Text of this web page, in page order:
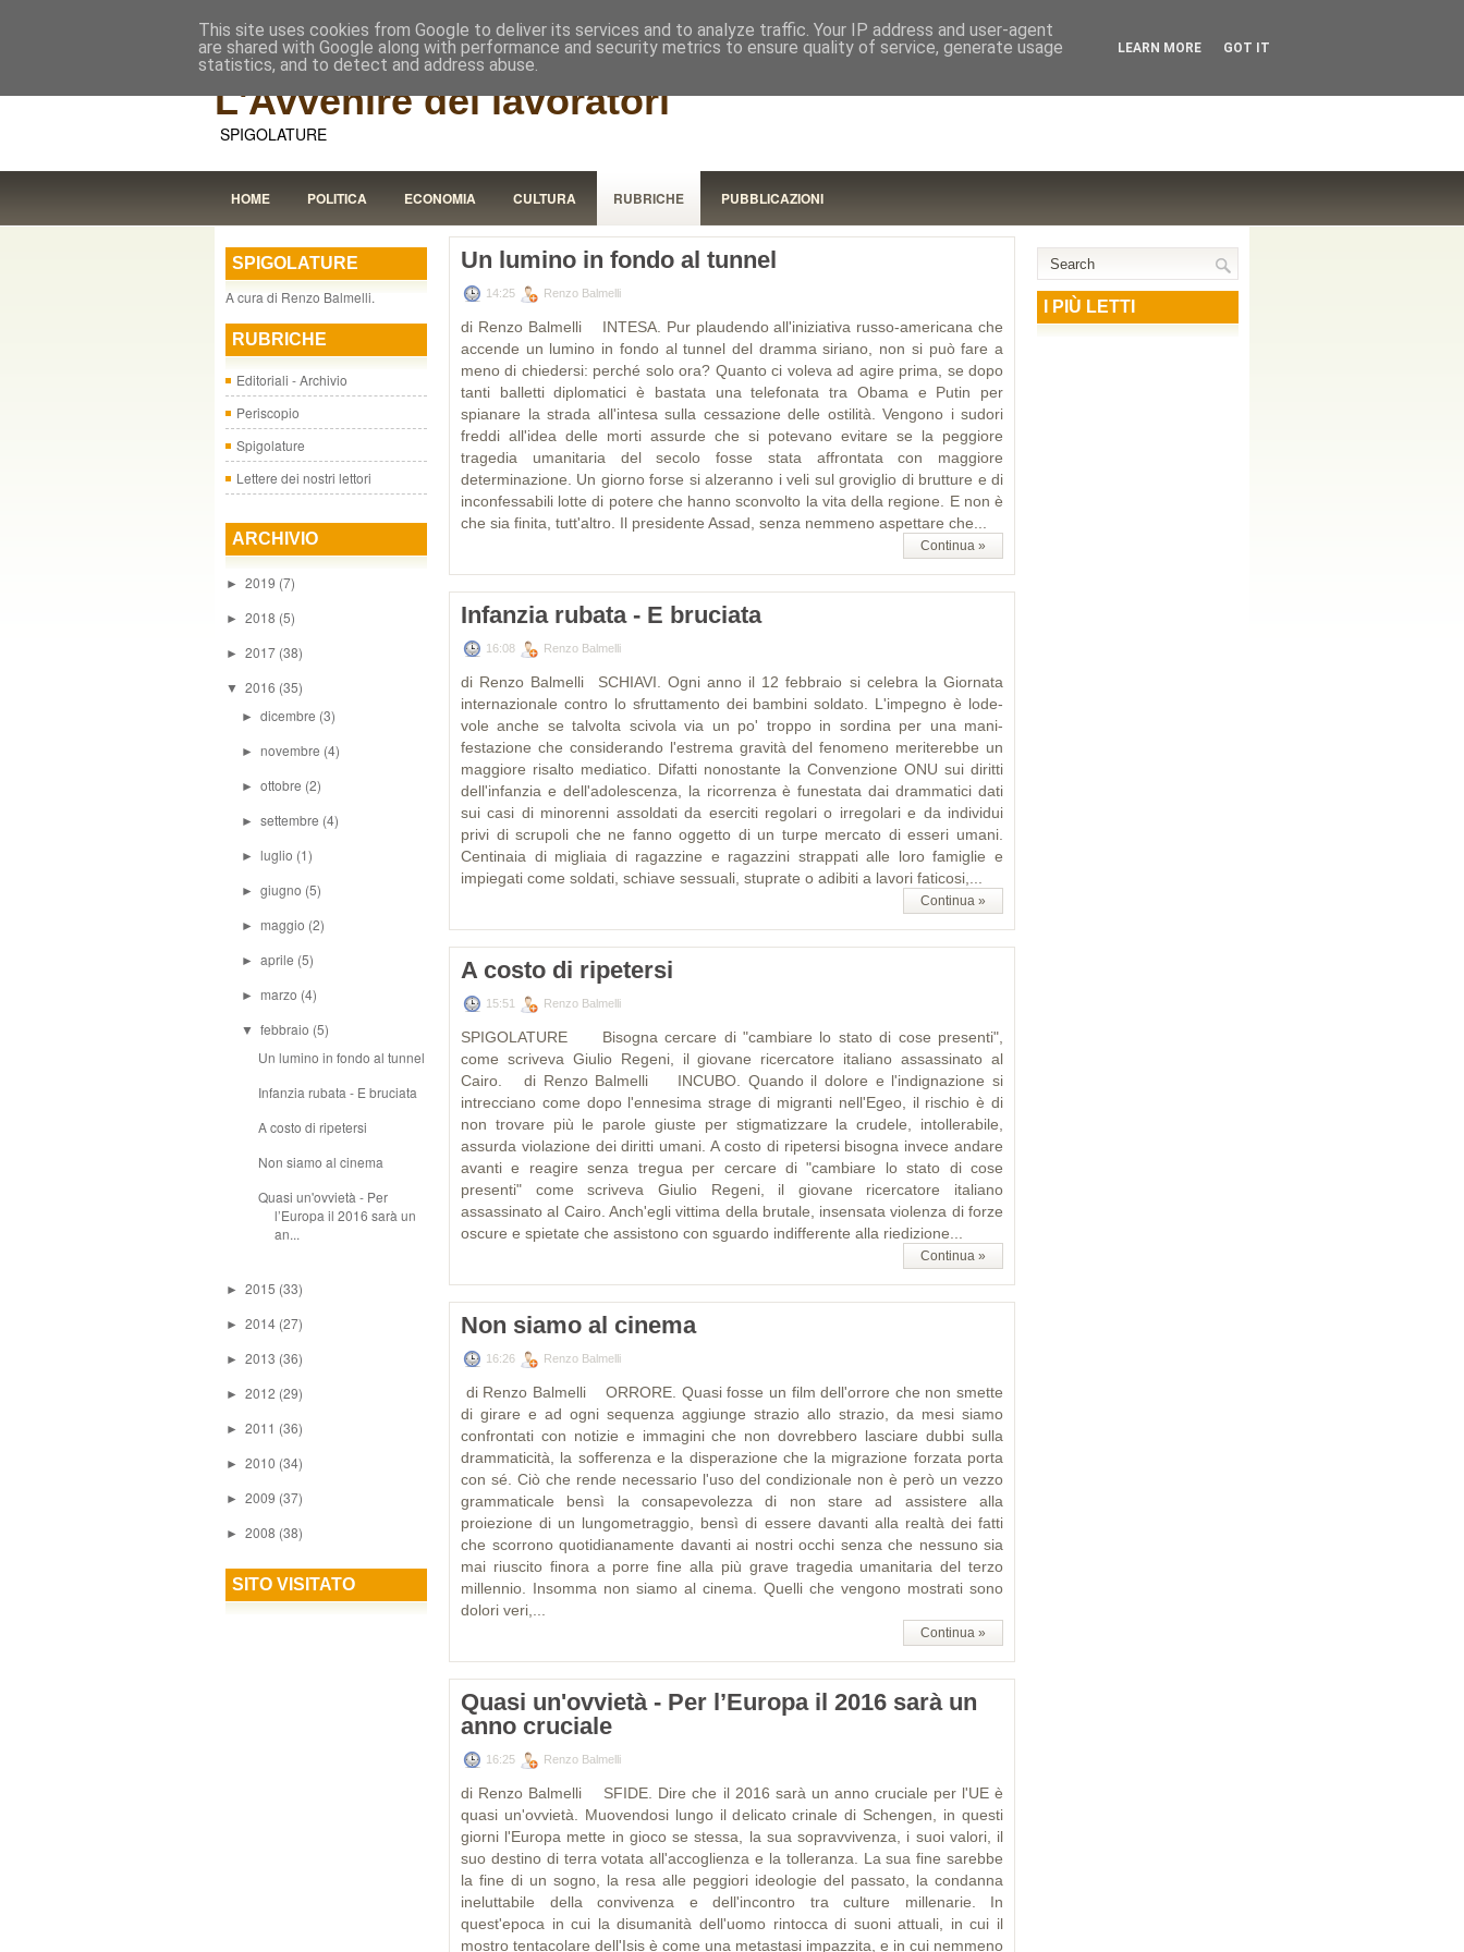
RISTORANTE COOPERATIVO, ZURIGO
L'Avvenire dei lavoratori
SPIGOLATURE
HOME POLITICA ECONOMIA CULTURA RUBRICHE PUBBLICAZIONI
SPIGOLATURE
A cura di Renzo Balmelli.
RUBRICHE
Editoriali - Archivio
Periscopio
Spigolature
Lettere dei nostri lettori
ARCHIVIO
► 2019 (7)
► 2018 (5)
► 2017 (38)
▼ 2016 (35)
►dicembre (3)
►novembre (4)
►ottobre (2)
►settembre (4)
► luglio (1)
►giugno (5)
► maggio (2)
►aprile (5)
► marzo (4)
▼febbraio (5)
Un lumino in fondo al tunnel
Infanzia rubata - E bruciata
A costo di ripetersi
Non siamo al cinema
Quasi un'ovvietà - Per
l’Europa il 2016 sarà un
an...
► 2015 (33)
► 2014 (27)
► 2013 (36)
► 2012 (29)
► 2011 (36)
► 2010 (34)
► 2009 (37)
► 2008 (38)
SITO VISITATO
Un lumino in fondo al tunnel
14:25 Renzo Balmelli
di Renzo Balmelli INTESA. Pur plaudendo all'iniziativa russo-americana che
accende un lumino in fondo al tunnel del dramma siriano, non si può fare a
meno di chiedersi: perché solo ora? Quanto ci voleva ad agire prima, se dopo
tanti balletti diplomatici è bastata una telefonata tra Obama e Putin per
spianare la strada all'intesa sulla cessazione delle ostilità. Vengono i sudori
freddi all'idea delle morti assurde che si potevano evitare se la peggiore
tragedia umanitaria del secolo fosse stata affrontata con maggiore
determinazione. Un giorno forse si alzeranno i veli sul groviglio di brutture e di
inconfessabili lotte di potere che hanno sconvolto la vita della regione. E non è
che sia finita, tutt'altro. Il presidente Assad, senza nemmeno aspettare che...
Continua »
Infanzia rubata - E bruciata
16:08 Renzo Balmelli
di Renzo Balmelli SCHIAVI. Ogni anno il 12 febbraio si celebra la Giornata
inter­na­zionale contro lo sfruttamento dei bambini soldato. L'impegno è lode­
vole anche se talvolta scivola via un po' troppo in sordina per una ma­ni­
festazione che considerando l'estrema gravità del fenomeno me­ri­te­rebbe un
maggiore risalto mediatico. Difatti nonostante la Convenzione ONU sui diritti
dell'infanzia e dell'adolescenza, la ricorrenza è funestata dai drammatici dati
sui casi di minorenni assol­da­ti da eserciti regolari o irregolari e da individui
privi di scrupoli che ne fanno oggetto di un turpe mercato di esseri umani.
Centinaia di mi­glia­ia di ragazzine e ragazzini strappati alle loro famiglie e
impiegati come soldati, schiave sessuali, stuprate o adibiti a lavori faticosi,...
Continua »
A costo di ripetersi
15:51 Renzo Balmelli
SPIGOLATURE Bisogna cercare di "cambiare lo stato di cose presenti",
come scriveva Giulio Regeni, il giovane ricercatore italiano assassinato al
Cairo. di Renzo Balmelli INCUBO. Quando il dolore e l'indignazione si
intrecciano come dopo l'ennesima strage di migranti nell'Egeo, il rischio è di
non trovare più le parole giuste per stigmatizzare la crudele, intollerabile,
assurda violazione dei diritti umani. A costo di ripetersi bisogna invece andare
avanti e reagire senza tregua per cercare di "cambiare lo stato di cose
presenti" come scriveva Giulio Regeni, il giovane ricercatore italiano
assassinato al Cairo. Anch'egli vittima della brutale, insensata violenza di forze
oscure e spietate che assistono con sguardo indifferente alla riedizione...
Continua »
Non siamo al cinema
16:26 Renzo Balmelli
di Renzo Balmelli ORRORE. Quasi fosse un film dell'orrore che non smette
di girare e ad ogni sequenza aggiunge strazio allo strazio, da mesi siamo
confrontati con notizie e immagini che non dovrebbero lasciare dubbi sulla
drammaticità, la sofferenza e la disperazione che la migrazione forzata porta
con sé. Ciò che rende necessario l'uso del condizionale non è però un vezzo
grammaticale bensì la consapevolezza di non stare ad assistere alla
proiezione di un lungometraggio, bensì di essere davanti alla realtà dei fatti
che scorrono quotidianamente davanti ai nostri occhi senza che nessuno sia
mai riuscito finora a porre fine alla più grave tragedia umanitaria del terzo
millennio. Insomma non siamo al cinema. Quelli che vengono mostrati sono
dolori veri,...
Continua »
Quasi un'ovvietà - Per l’Europa il 2016 sarà un
anno cruciale
16:25 Renzo Balmelli
di Renzo Balmelli SFIDE. Dire che il 2016 sarà un anno cruciale per l'UE è
quasi un'ovvietà. Muovendosi lungo il delicato crinale di Schengen, in questi
giorni l'Europa mette in gioco se stessa, la sua sopravvivenza, i suoi valori, il
suo destino di terra votata all'accoglienza e la tolleranza. La sua fine sarebbe
la fine di un sogno, la resa alle peggiori ideologie del passato, la condanna
ineluttabile della convivenza e dell'incontro tra culture millenarie. In
quest'epoca in cui la disumanità dell'uomo rintocca di suoni attuali, in cui il
mostro tentacolare dell'Isis è come una metastasi impazzita, e in cui nemmeno
I PIÙ LETTI
This site uses cookies from Google to deliver its services and to analyze traffic. Your IP address and user-agent
are shared with Google along with performance and security metrics to ensure quality of service, generate usage
statistics, and to detect and address abuse.
LEARN MORE GOT IT